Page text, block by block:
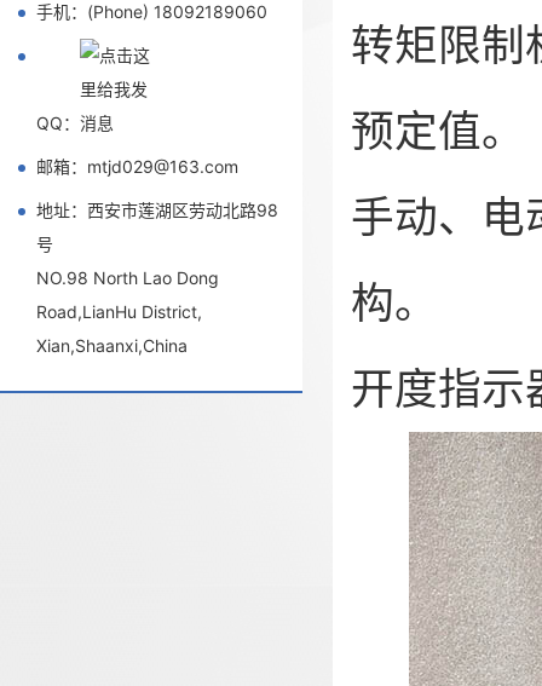
手机：(Phone) 18092189060
QQ：
邮箱：mtjd029@163.com
地址：西安市莲湖区劳动北路98
号
NO.98 North Lao Dong
Road,LianHu District,
Xian,Shaanxi,China
转矩限制
预定值。
手动、电
构。
开度指示